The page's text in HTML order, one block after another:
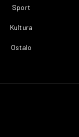
Sport
Kultura
Ostalo